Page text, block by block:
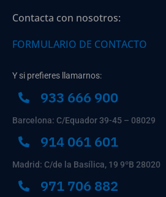
Contacta con nosotros:
FORMULARIO DE CONTACTO
Y si prefieres llamarnos:
933 666 900
Barcelona: C/Equador 39-45 – 08029
914 061 601
Madrid: C/de la Basílica, 19 9ºB 28020
971 706 882